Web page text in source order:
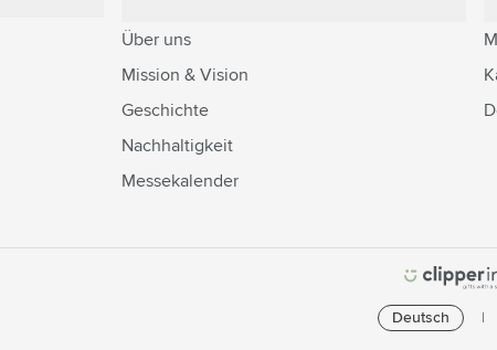
Über uns
Mission & Vision
Geschichte
Nachhaltigkeit
Messekalender
Deutsch